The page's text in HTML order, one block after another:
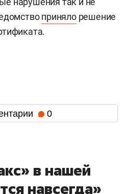
принялорешение
0
в нашей
навсегда»